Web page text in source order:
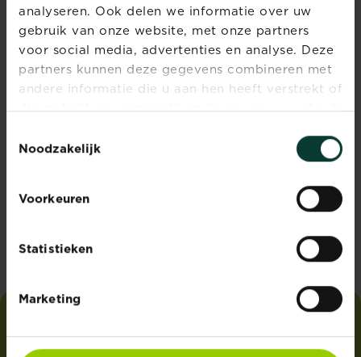
analyseren. Ook delen we informatie over uw
gebruik van onze website, met onze partners
voor social media, advertenties en analyse. Deze
partners kunnen deze gegevens combineren met
andere informatie die u aan hen heeft verstrekt of
die ze hebben verzameld op basis van uw gebruik
Noodzakelijk
Voorkeuren
Statistieken
Marketing
Evergreen Garden Care Belgium
Dieptestraat 2 bus 11
9160 Lokeren
BEELDENBANK
ilovemygarden